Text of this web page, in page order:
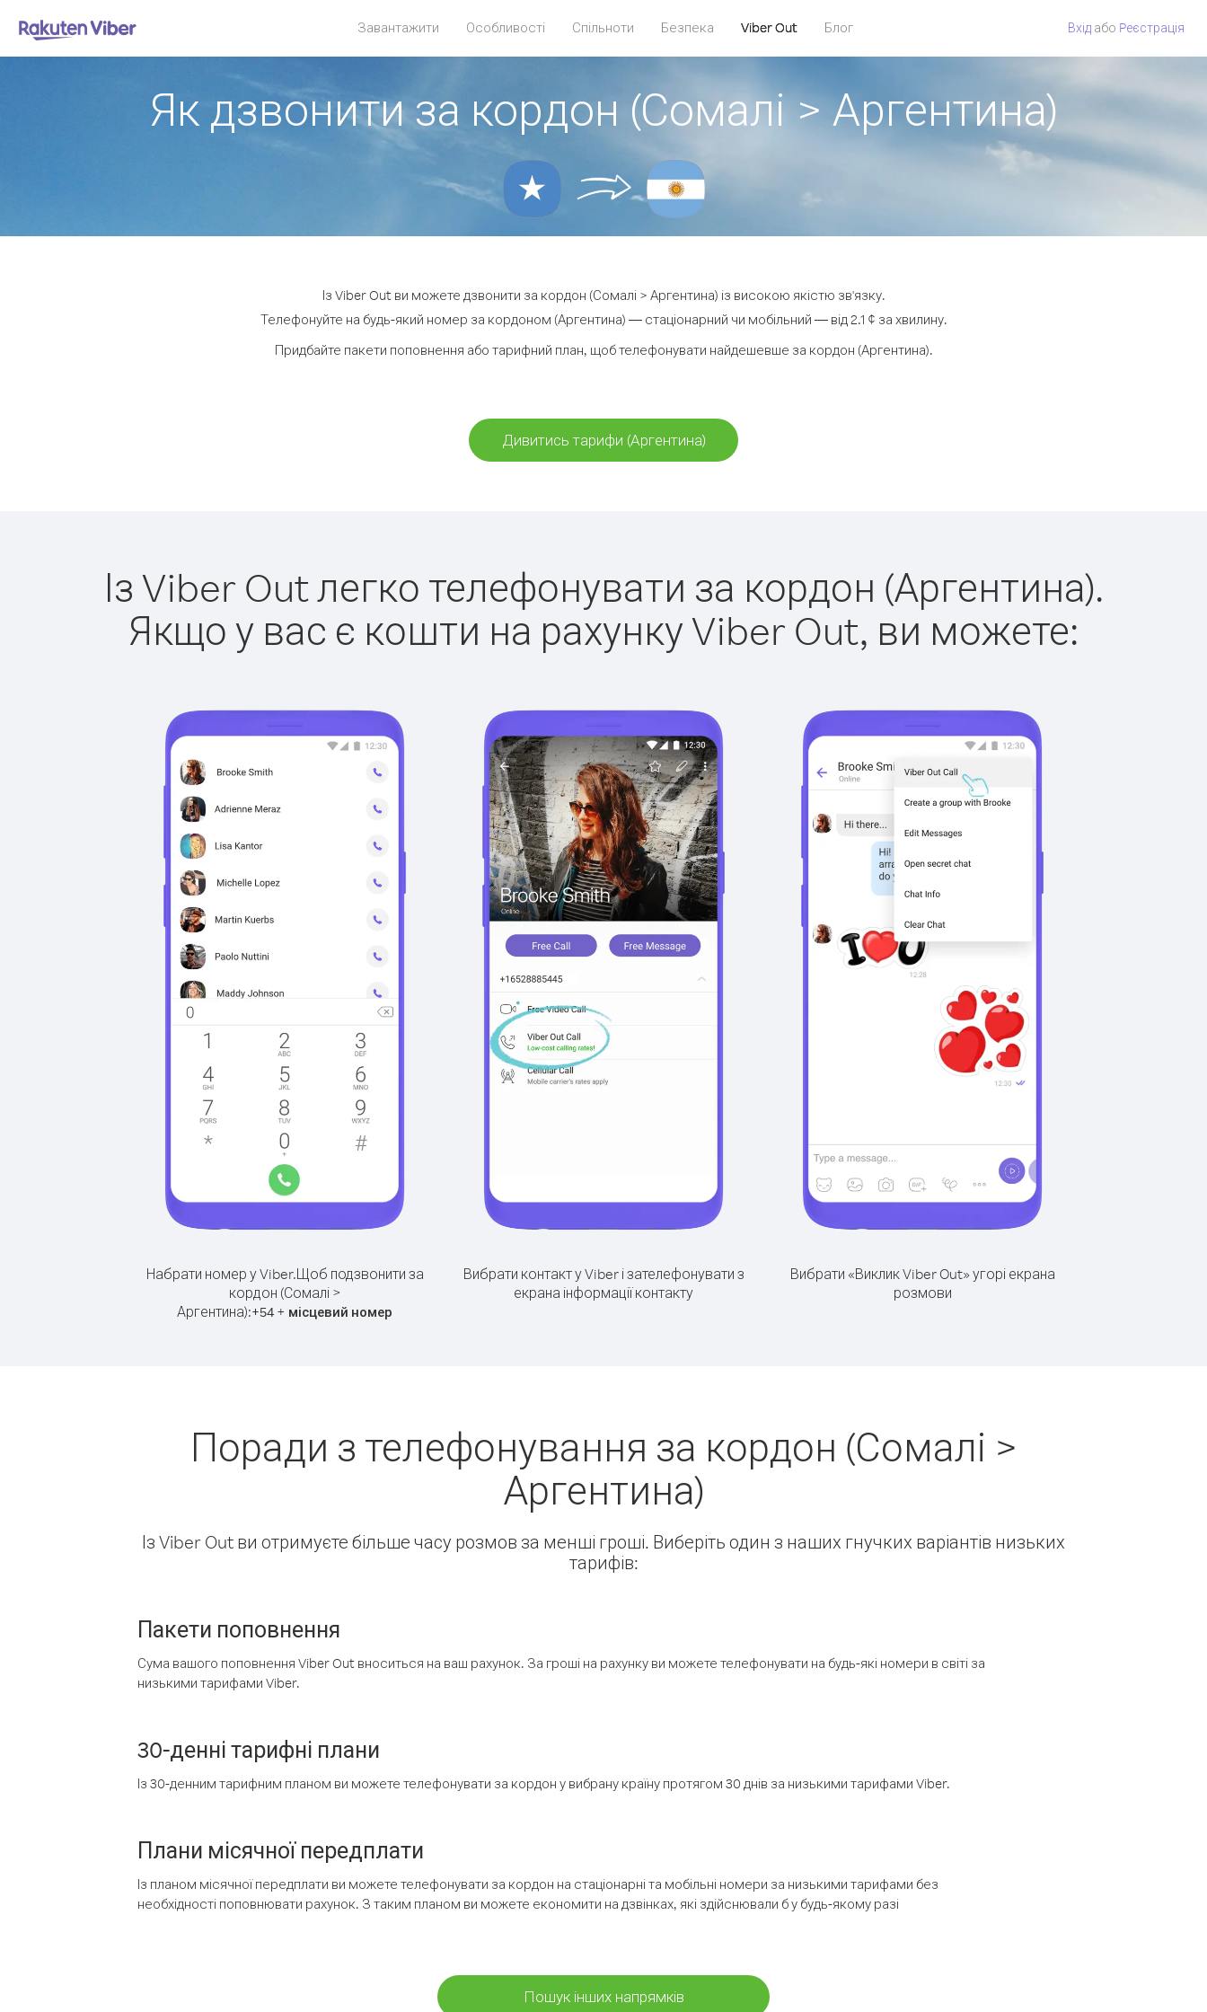
Завантажити Особливості Спільноти Безпека Viber Out Блог Вхід або Pеєстрація
Як дзвонити за кордон (Сомалі > Аргентина)
Із Viber Out ви можете дзвонити за кордон (Сомалі > Аргентина) із високою якістю зв'язку.
Телефонуйте на будь-який номер за кордоном (Аргентина) — стаціонарний чи мобільний — від 2.1 ¢ за хвилину.
Придбайте пакети поповнення або тарифний план, щоб телефонувати найдешевше за кордон (Аргентина).
Дивитись тарифи (Аргентина)
Із Viber Out легко телефонувати за кордон (Аргентина).
Якщо у вас є кошти на рахунку Viber Out, ви можете:
Набрати номер у Viber.Щоб подзвонити за
кордон (Сомалі >
Аргентина):+54 + місцевий номер
Вибрати контакт у Viber і зателефонувати з
екрана інформації контакту
Вибрати «Виклик Viber Out» угорі екрана
розмови
Поради з телефонування за кордон (Сомалі >
Аргентина)
Із Viber Out ви отримуєте більше часу розмов за менші гроші. Виберіть один з наших гнучких варіантів низьких
тарифів:
Пакети поповнення
Сума вашого поповнення Viber Out вноситься на ваш рахунок. За гроші на рахунку ви можете телефонувати на будь-які номери в світі за
низькими тарифами Viber.
30-денні тарифні плани
Із 30-денним тарифним планом ви можете телефонувати за кордон у вибрану країну протягом 30 днів за низькими тарифами Viber.
Плани місячної передплати
Із планом місячної передплати ви можете телефонувати за кордон на стаціонарні та мобільні номери за низькими тарифами без
необхідності поповнювати рахунок. З таким планом ви можете економити на дзвінках, які здійснювали б у будь-якому разі
Пошук інших напрямків